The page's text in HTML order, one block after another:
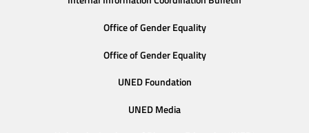
Office of Gender Equality
Office of Gender Equality
UNED Foundation
UNED Media